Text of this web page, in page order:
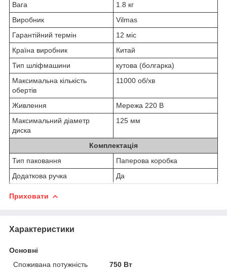
Вага
1.8 кг
Виробник
Vilmas
Гарантійний термін
12 міс
Країна виробник
Китай
Тип шліфмашини
кутова (болгарка)
Максимальна кількість
обертів
11000 об/хв
Живлення
Мережа 220 В
Максимальний діаметр
диска
125 мм
Комплектація
Тип паковання
Паперова коробка
Додаткова ручка
Да
Приховати
Характеристики
Основні
Споживана потужність
750 Вт